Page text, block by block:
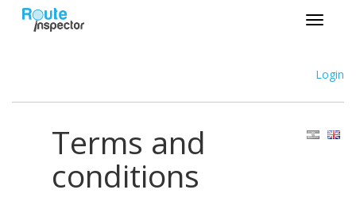
Login
Terms and
conditions